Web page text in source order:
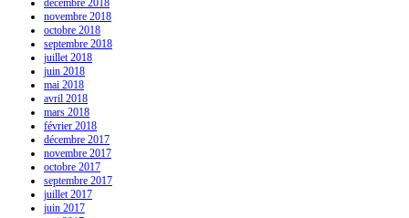
novembre 2018
octobre 2018
septembre 2018
juillet 2018
juin 2018
mai 2018
avril 2018
mars 2018
février 2018
décembre 2017
novembre 2017
octobre 2017
septembre 2017
juillet 2017
juin 2017